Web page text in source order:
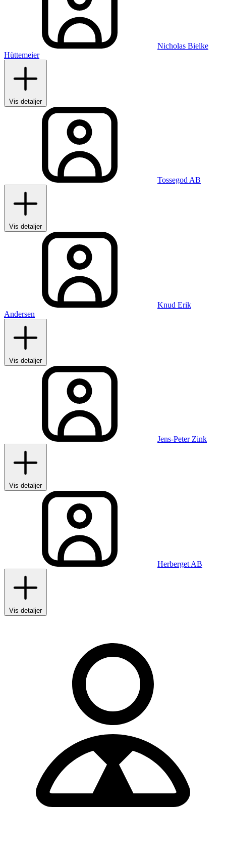
Nicholas Bielke
Hüttemeier
Vis detaljer
Tossegod AB
Vis detaljer
Knud Erik
Andersen
Vis detaljer
Jens-Peter Zink
Vis detaljer
Herberget AB
Vis detaljer